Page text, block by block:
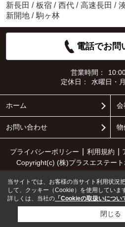
新長田 / 板宿 / 西代 / 高速長田 /
新開地 / 駒ヶ林
電話でお問
営業時間：
定休日：
水曜日・
ホーム 会
お問い合わせ 物
プライバシーポリシー 利用規約
Copyright(c) (株)プラスエステー
当サイトでは、お客様の当サイト利用状況
して、クッキー（Cookie）を使用していま
詳しくは、当社の 「Cookieの取扱いについ
閉じる